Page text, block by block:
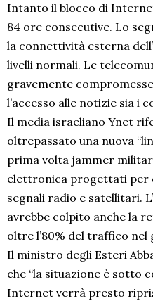
Intanto il blocco di
84 ore consecutive. Lo
la connettività esterna
livelli normali. Le
gravemente
l’accesso alle notizie sia i
Il media israeliano Ynet
oltrepassato una nuova
prima volta jammer
elettronica progettati per
segnali radio e satellitari.
avrebbe colpito anche la
oltre l’80% del traffico nel
Il ministro degli Esteri
che “la situazione è sotto
Internet verrà presto